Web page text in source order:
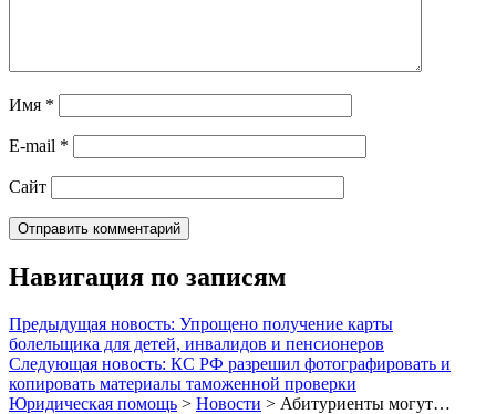
Имя *
E-mail *
Сайт
Навигация по записям
Предыдущая новость: Упрощено получение карты
болельщика для детей, инвалидов и пенсионеров
Следующая новость: КС РФ разрешил фотографировать и
копировать материалы таможенной проверки
Юридическая помощь > Новости > Абитуриенты могут…